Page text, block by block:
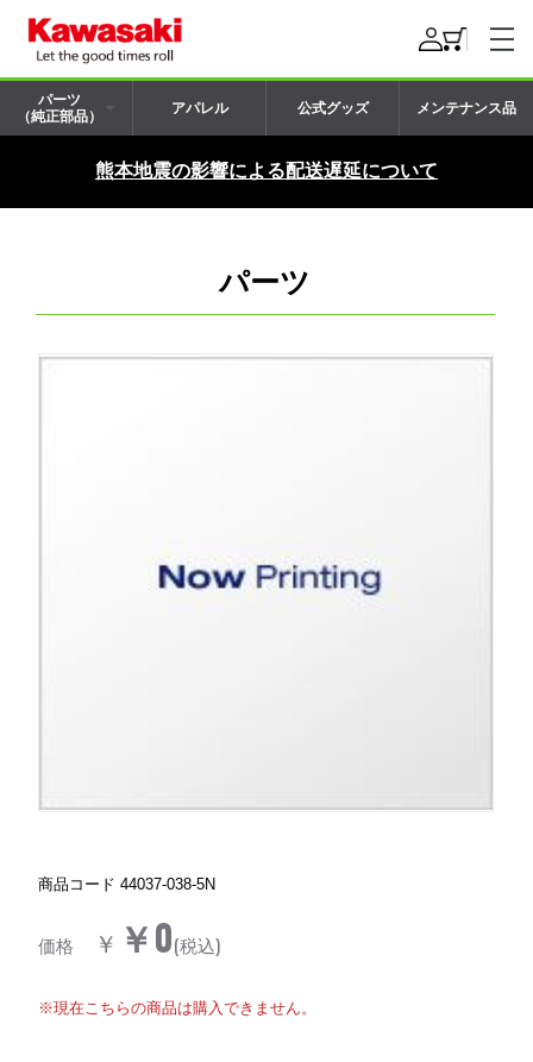
パーツ
（純正部品）
アパレル 公式グッズ メンテナンス品
熊本地震の影響による配送遅延について
パーツ
商品コード 44037-038-5N
価格 ￥ ￥0(税込)
※現在こちらの商品は購入できません。